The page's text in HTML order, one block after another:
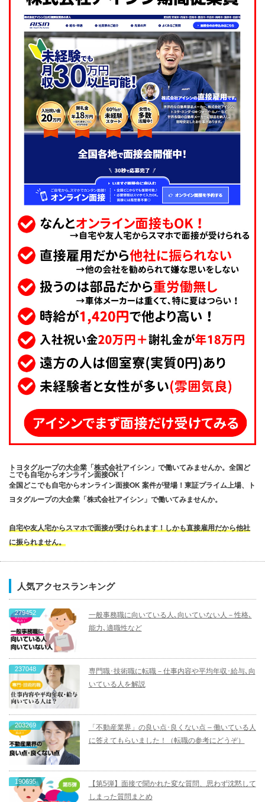
トヨタグループの大企業「株式会社アイシン」で働いてみませんか。全国ど
こでも自宅からオンライン面接OK！
全国どこでも自宅からオンライン面接OK 案件が登場！東証プライム上場、ト
ヨタグループの大企業「株式会社アイシン」で働いてみませんか。
自宅や友人宅からスマホで面接が受けられます！しかも直接雇用だから他社
に振られません。
人気アクセスランキング
279452
一般事務職に向いている人､向いていない人－性格､
能力､適職性など
237048
専門職･技術職に転職－仕事内容や平均年収･給与､向
いている人を解説
203269
「不動産業界」の良い点･良くない点 – 働いている人
に答えてもらいました！（転職の参考にどうぞ）
190695
【第5弾】面接で聞かれた変な質問、思わず沈黙して
しまった質問まとめ